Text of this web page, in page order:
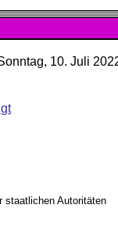
10. Juli
staatlichen Autoritäten